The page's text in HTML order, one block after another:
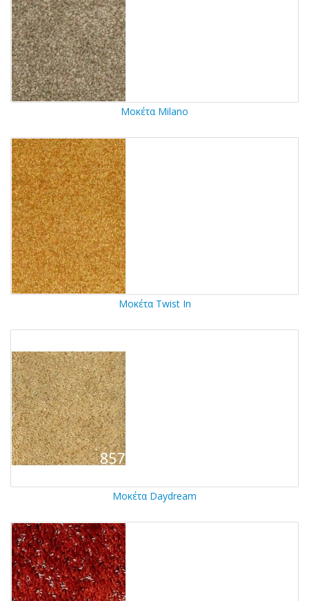
Μοκέτα Milano
Μοκέτα Twist In
Μοκέτα Daydream